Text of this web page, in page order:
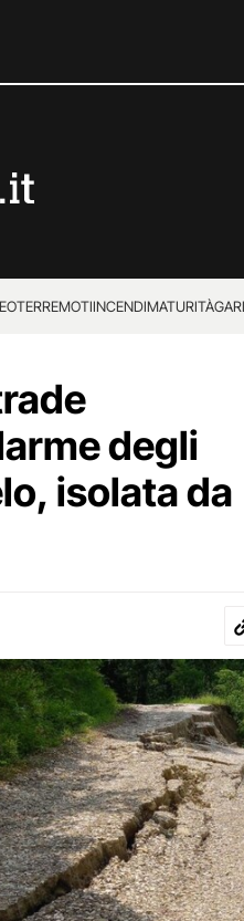
TERREMOTIINCENDIMATURITÀ
degli
isolata da